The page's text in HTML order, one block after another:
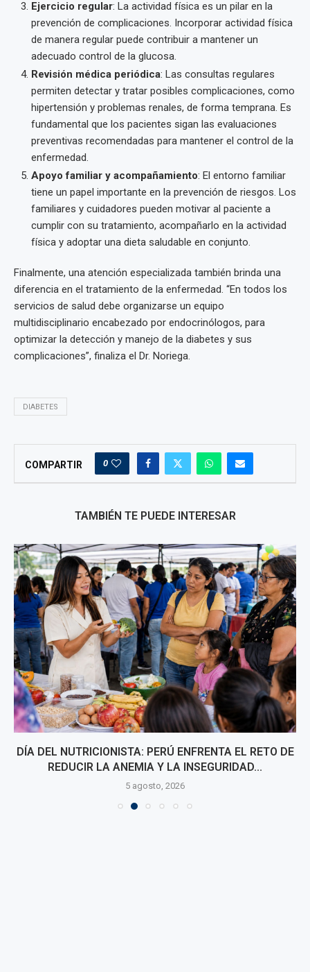
Ejercicio regular: La actividad física es un pilar en la
prevención de complicaciones. Incorporar actividad física
de manera regular puede contribuir a mantener un
adecuado control de la glucosa.
Revisión médica periódica: Las consultas regulares
permiten detectar y tratar posibles complicaciones, como
hipertensión y problemas renales, de forma temprana. Es
fundamental que los pacientes sigan las evaluaciones
preventivas recomendadas para mantener el control de la
enfermedad.
Apoyo familiar y acompañamiento: El entorno familiar
tiene un papel importante en la prevención de riesgos. Los
familiares y cuidadores pueden motivar al paciente a
cumplir con su tratamiento, acompañarlo en la actividad
física y adoptar una dieta saludable en conjunto.
Finalmente, una atención especializada también brinda una
diferencia en el tratamiento de la enfermedad. “En todos los
servicios de salud debe organizarse un equipo
multidisciplinario encabezado por endocrinólogos, para
optimizar la detección y manejo de la diabetes y sus
complicaciones”, finaliza el Dr. Noriega.
DIABETES
COMPARTIR 0
TAMBIÉN TE PUEDE INTERESAR
DÍA DEL NUTRICIONISTA: PERÚ ENFRENTA EL RETO DE
REDUCIR LA ANEMIA Y LA INSEGURIDAD...
5 agosto, 2026